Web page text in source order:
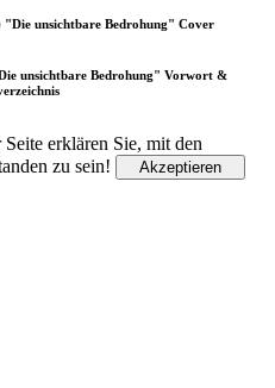
unsichtbare Bedrohung" Cover
unsichtbare Bedrohung" Vorwort &
erklären Sie, mit den
zu sein! Akzeptieren